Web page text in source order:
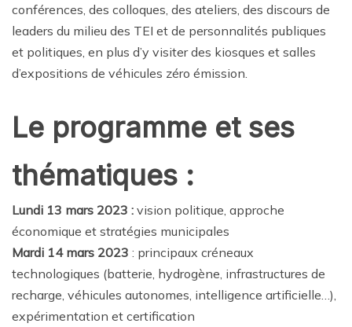
conférences, des colloques, des ateliers, des discours de
leaders du milieu des TEI et de personnalités publiques
et politiques, en plus d’y visiter des kiosques et salles
d’expositions de véhicules zéro émission.
Le programme et ses
thématiques :
Lundi 13 mars 2023 : vision politique, approche
économique et stratégies municipales
Mardi 14 mars 2023 : principaux créneaux
technologiques (batterie, hydrogène, infrastructures de
recharge, véhicules autonomes, intelligence artificielle…),
expérimentation et certification